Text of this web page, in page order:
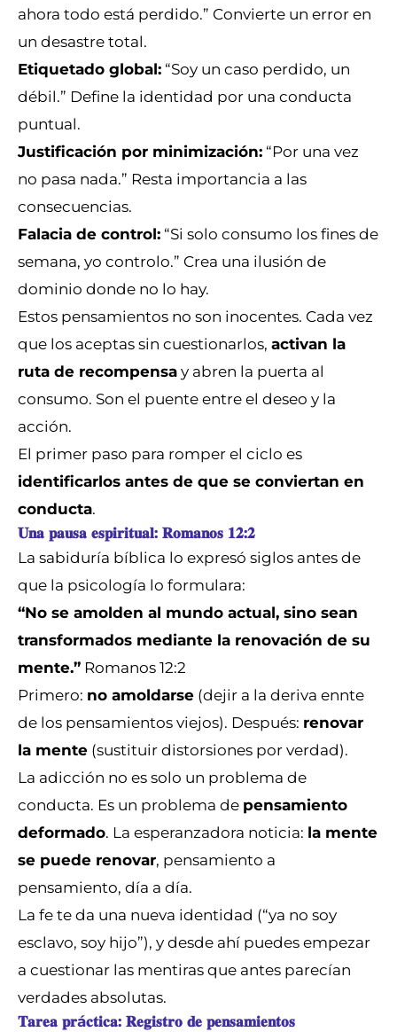
ahora todo está perdido.” Convierte un error en
un desastre total.
Etiquetado global: “Soy un caso perdido, un
débil.” Define la identidad por una conducta
puntual.
Justificación por minimización: “Por una vez
no pasa nada.” Resta importancia a las
consecuencias.
Falacia de control: “Si solo consumo los fines de
semana, yo controlo.” Crea una ilusión de
dominio donde no lo hay.
Estos pensamientos no son inocentes. Cada vez
que los aceptas sin cuestionarlos, activan la
ruta de recompensay abren la puerta al
consumo. Son el puente entre el deseo y la
acción.
El primer paso para romper el ciclo es
identificarlos antes de que se conviertan en
conducta.
𝐔𝐧𝐚 𝐩𝐚𝐮𝐬𝐚 𝐞𝐬𝐩𝐢𝐫𝐢𝐭𝐮𝐚𝐥: 𝐑𝐨𝐦𝐚𝐧𝐨𝐬 𝟏𝟐:𝟐
La sabiduría bíblica lo expresó siglos antes de
que la psicología lo formulara:
“No se amolden al mundo actual, sino sean
transformados mediante la renovación de su
mente.” Romanos 12:2
Primero: no amoldarse (dejir a la deriva ennte
de los pensamientos viejos). Después: renovar
la mente (sustituir distorsiones por verdad).
La adicción no es solo un problema de
conducta. Es un problema de pensamiento
deformado. La esperanzadora noticia: la mente
se puede renovar, pensamiento a
pensamiento, día a día.
La fe te da una nueva identidad (“ya no soy
esclavo, soy hijo”), y desde ahí puedes empezar
a cuestionar las mentiras que antes parecían
verdades absolutas.
𝐓𝐚𝐫𝐞𝐚 𝐩𝐫á𝐜𝐭𝐢𝐜𝐚: 𝐑𝐞𝐠𝐢𝐬𝐭𝐫𝐨 𝐝𝐞 𝐩𝐞𝐧𝐬𝐚𝐦𝐢𝐞𝐧𝐭𝐨𝐬